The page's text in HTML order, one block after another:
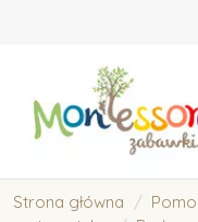
Strona główna